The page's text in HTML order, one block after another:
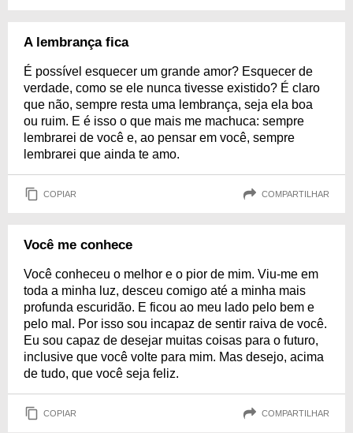
A lembrança fica
É possível esquecer um grande amor? Esquecer de
verdade, como se ele nunca tivesse existido? É claro
que não, sempre resta uma lembrança, seja ela boa
ou ruim. E é isso o que mais me machuca: sempre
lembrarei de você e, ao pensar em você, sempre
lembrarei que ainda te amo.
COPIAR COMPARTILHAR
Você me conhece
Você conheceu o melhor e o pior de mim. Viu-me em
toda a minha luz, desceu comigo até a minha mais
profunda escuridão. E ficou ao meu lado pelo bem e
pelo mal. Por isso sou incapaz de sentir raiva de você.
Eu sou capaz de desejar muitas coisas para o futuro,
inclusive que você volte para mim. Mas desejo, acima
de tudo, que você seja feliz.
COPIAR COMPARTILHAR